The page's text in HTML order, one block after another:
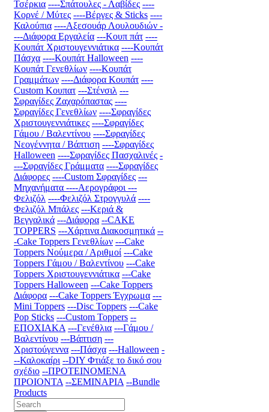
Τσέρκια ----Σπάτουλες - Λαβίδες ----
Κορνέ / Μύτες ----Βέργες & Sticks ----
Καλούπια ----Αξεσουάρ Λουλουδιών -
---Διάφορα Εργαλεία ---Κουπ πάτ ----
Κουπάτ Χριστουγεννιάτικα ----Κουπάτ
Πάσχα ----Κουπάτ Halloween ----
Κουπάτ Γενεθλίων ----Κουπάτ
Γραμμάτων ----Διάφορα Κουπάτ ----
Custom Κουπατ ---Στένσιλ ---
Σφραγίδες Ζαχαρόπαστας ----
Σφραγίδες Γενεθλίων ----Σφραγίδες
Χριστουγεννιάτικες ----Σφραγίδες
Γάμου / Βαλεντίνου ----Σφραγίδες
Νεογέννητα / Βάπτιση ----Σφραγίδες
Halloween ----Σφραγίδες Πασχαλινές -
---Σφραγίδες Γράμματα ----Σφραγίδες
Διάφορες ----Custom Σφραγίδες ---
Μηχανήματα ----Αερογράφοι ---
Φελιζόλ ----Φελιζόλ Στρογγυλά ----
Φελιζόλ Μπάλες ---Κεριά &
Βεγγαλικά ---Διάφορα --CAKE
TOPPERS ---Χάρτινα Διακοσμητικά --
-Cake Toppers Γενεθλίων ---Cake
Toppers Νούμερα / Αριθμοί ---Cake
Toppers Γάμου / Βαλεντίνου ---Cake
Toppers Χριστουγεννιάτικα ---Cake
Toppers Halloween ---Cake Toppers
Διάφορα ---Cake Toppers Έγχρωμα ---
Mini Toppers ---Disc Toppers ---Cake
Pop Sticks ---Custom Toppers --
ΕΠΟΧΙΑΚΑ ---Γενέθλια ---Γάμου /
Βαλεντίνου ---Βάπτιση ---
Χριστούγεννα ---Πάσχα ---Halloween -
--Καλοκαίρι --DIY Φτιάξε το δικό σου
σχέδιο --ΠΡΟΤΕΙΝΟΜΕΝΑ
ΠΡΟΙΟΝΤΑ --ΣΕΜΙΝΑΡΙΑ --Bundle
Products